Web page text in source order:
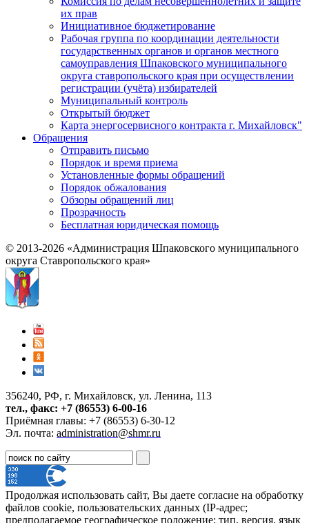
их прав
Инициативное бюджетирование
Рабочая группа по координации деятельности
государственных органов и органов местного
самоуправления Шпаковского муниципального
округа ставропольского края при осуществлении
регистрации (учёта) избирателей
Муниципальный контроль
Открытый бюджет
Карта энергосервисного контракта г. Михайловск"
Обращения
Отправить письмо
Порядок и время приема
Установленные формы обращений
Порядок обжалования
Обзоры обращений лиц
Прозрачность
Бесплатная юридическая помощь
© 2013-2026 «Администрация Шпаковского муниципального
округа Ставропольского края»
356240, РФ, г. Михайловск, ул. Ленина, 113
тел., факс: +7 (86553) 6-00-16
Приёмная главы: +7 (86553) 6-30-12
Эл. почта: administration@shmr.ru
Продолжая использовать сайт, Вы даете согласие на обработку
файлов cookie, пользовательских данных (IP-адрес;
предполагаемое географическое положение; тип, версия, язык